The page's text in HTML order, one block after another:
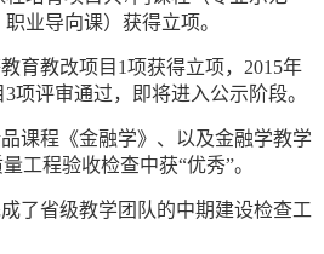
业导向课）获得立项。
育教改项目1项获得立项，2015年
项评审通过，即将进入公示阶段。
课程《金融学》、以及金融学教学
工程验收检查中获“优秀”。
了省级教学团队的中期建设检查工